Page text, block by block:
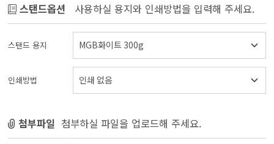
스탠드옵션 사용하실 용지와 인쇄방법을 입력해 주세요.
스탠드 용지
인쇄방법
첨부파일 첨부하실 파일을 업로드해 주세요.